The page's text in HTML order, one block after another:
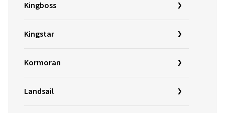
Kingboss
Kingstar
Kormoran
Landsail